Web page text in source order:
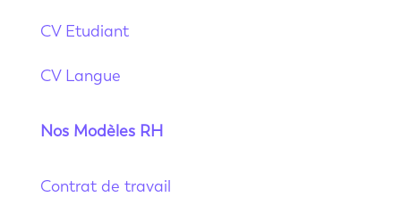
CV Etudiant
CV Langue
Nos Modèles RH
Contrat de travail